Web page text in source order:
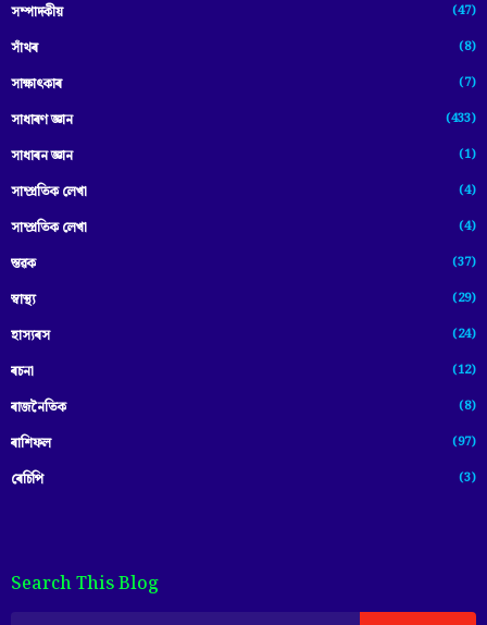
সম্পাদকীয় (47)
সাঁথৰ (8)
সাক্ষাৎকাৰ (7)
সাধাৰণ জ্ঞান (433)
সাধাৰন জ্ঞান (1)
সাম্প্রতিক লেখা (4)
সাম্প্ৰতিক লেখা (4)
স্তৱক (37)
স্বাস্থ্য (29)
হাস্যৰস (24)
ৰচনা (12)
ৰাজনৈতিক (8)
ৰাশিফল (97)
ৰেচিপি (3)
Search This Blog